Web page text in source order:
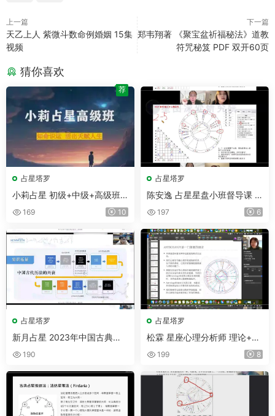
上一篇
天乙上人 紫微斗数命例婚姻 15集
视频
下一篇
郑韦翔著 《聚宝盆祈福秘法》道教
符咒秘笈 PDF 双开60页
猜你喜欢
占星塔罗
小莉占星 初级+中级+高级班
视频67集
169 10
荐
占星塔罗
陈安逸 占星星盘小班督导课 2
5年5月-6月 完结版 视频6集
197 6
占星塔罗
新月占星 2023年中国古典占
190
占星塔罗
松霖 星座心理分析师 理论+实
战 视频137集
199 8